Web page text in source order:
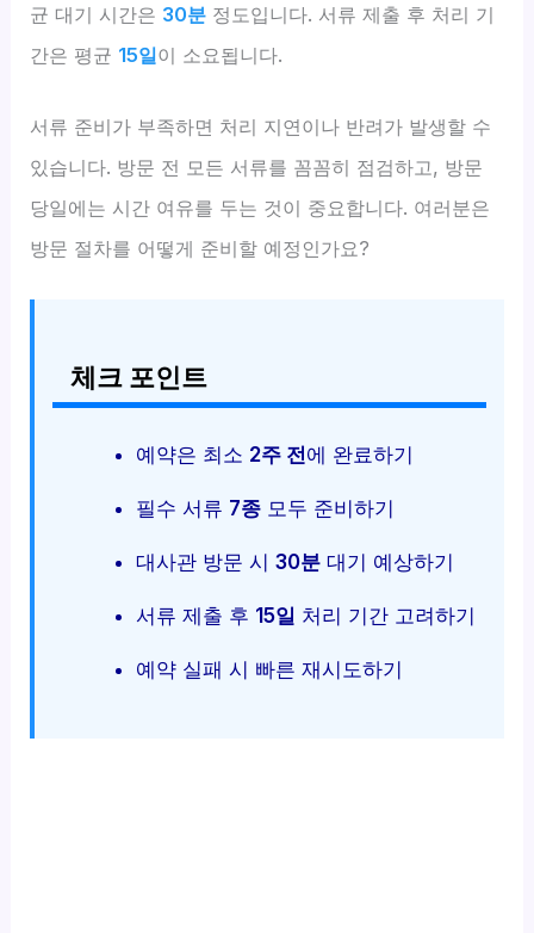
균 대기 시간은 30분 정도입니다. 서류 제출 후 처리 기
간은 평균 15일이 소요됩니다.
서류 준비가 부족하면 처리 지연이나 반려가 발생할 수
있습니다. 방문 전 모든 서류를 꼼꼼히 점검하고, 방문
당일에는 시간 여유를 두는 것이 중요합니다. 여러분은
방문 절차를 어떻게 준비할 예정인가요?
체크 포인트
예약은 최소 2주 전에 완료하기
필수 서류 7종모두 준비하기
대사관 방문 시 30분대기 예상하기
서류 제출 후 15일 처리 기간 고려하기
예약 실패 시 빠른 재시도하기